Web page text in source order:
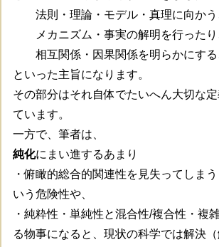
法則・理論・モデル・真理に向かう
メカニズム・事実の解明を行ったり
相互関係・因果関係を明らかにする
といった主旨になります。
その部分はそれ自体でたいへん大切な定
ています。
一方で、筆者は、
純化にまい進するあまり
・俯瞰的総合的関連性を見失ってしま
いう危険性や、
・純粋性・単純性と混合性/複合性・複
る物事になると、現状の科学では解決